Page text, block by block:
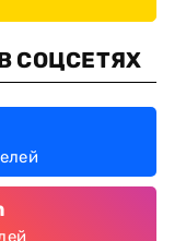
СОЦСЕТЯХ